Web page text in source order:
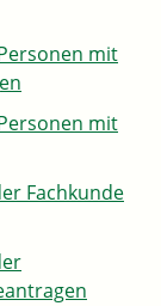
mit
mit
Fachkunde